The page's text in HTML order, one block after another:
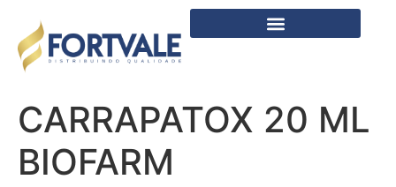
CARRAPATOX 20 ML
BIOFARM